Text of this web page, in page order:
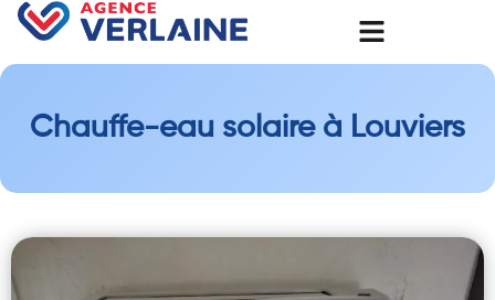
Chauffe-eau solaire à Louviers